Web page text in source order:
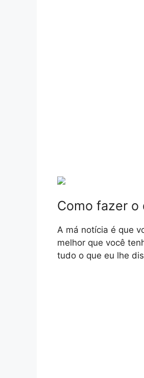
Como fazer o
A má notícia é que
melhor que você
tudo o que eu lhe